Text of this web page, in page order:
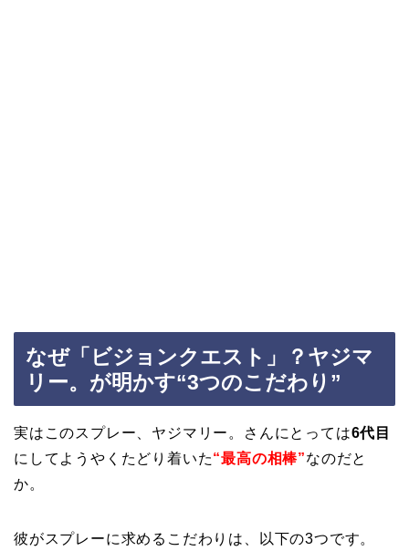
なぜ「ビジョンクエスト」？ヤジマ
リー。が明かす“3つのこだわり”
実はこのスプレー、ヤジマリー。さんにとっては6代目
にしてようやくたどり着いた“最高の相棒”なのだと
か。
彼がスプレーに求めるこだわりは、以下の3つです。